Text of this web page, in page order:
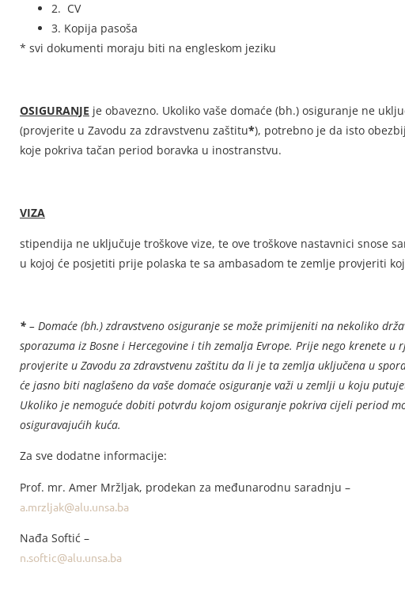
2. CV
3. Kopija pasoša
* svi dokumenti moraju biti na engleskom jeziku
OSIGURANJE je obavezno. Ukoliko vaše domaće (bh.) osiguranje ne
(provjerite u Zavodu za zdravstvenu zaštitu*), potrebno je da isto
koje pokriva tačan period boravka u inostranstvu.
VIZA
stipendija ne uključuje troškove vize, te ove troškove nastavnici snose
u kojoj će posjetiti prije polaska te sa ambasadom te zemlje provjeriti
* – Domaće (bh.) zdravstveno osiguranje se može primijeniti na nekoliko
sporazuma iz Bosne i Hercegovine i tih zemalja Evrope. Prije nego krenete
provjerite u Zavodu za zdravstvenu zaštitu da li je ta zemlja uključena u
će jasno biti naglašeno da vaše domaće osiguranje važi u zemlji u koju
Ukoliko je nemoguće dobiti potvrdu kojom osiguranje pokriva cijeli period
osiguravajućih kuća.
Za sve dodatne informacije:
Prof. mr. Amer Mržljak, prodekan za međunarodnu saradnju –
a.mrzljak@alu.unsa.ba
Nađa Softić –
n.softic@alu.unsa.ba